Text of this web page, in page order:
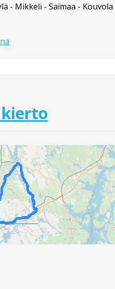
- Mikkeli - Saimaa - Kouvola
kierto